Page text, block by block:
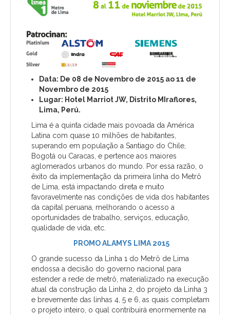
Data: De 08 de Novembro de 2015 ao 11 de
Novembro de 2015
Lugar: Hotel Marriot JW, Distrito MIraflores,
Lima, Perú.
Lima é a quinta cidade mais povoada da América
Latina com quase 10 milhões de habitantes,
superando em população a Santiago do Chile,
Bogotá ou Caracas, e pertence aos maiores
aglomerados urbanos do mundo. Por essa razão, o
êxito da implementação da primeira linha do Metrô
de Lima, está impactando direta e muito
favoravelmente nas condições de vida dos habitantes
da capital peruana, melhorando o acesso a
oportunidades de trabalho, serviços, educação,
qualidade de vida, etc.
PROMO ALAMYS LIMA 2015
O grande sucesso da Linha 1 do Metrô de Lima
endossa a decisão do governo nacional para
estender a rede de metrô, materializado na execução
atual da construção da Linha 2, do projeto da Linha 3
e brevemente das linhas 4, 5 e 6, as quais completam
o projeto inteiro, o qual contribuirá enormemente na